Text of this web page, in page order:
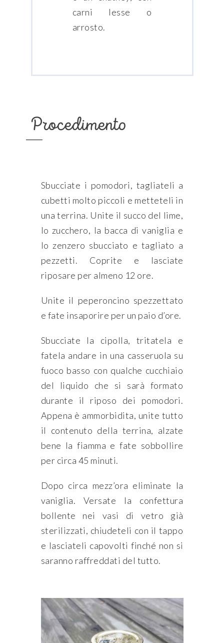
carni lesse o
arrosto.
Procedimento
Sbucciate i pomodori, tagliateli a
cubetti molto piccoli e metteteli in
una terrina. Unite il succo del lime,
lo zucchero, la bacca di vaniglia e
lo zenzero sbucciato e tagliato a
pezzetti. Coprite e lasciate
riposare per almeno 12 ore.
Unite il peperoncino spezzettato
e fate insaporire per un paio d’ore.
Sbucciate la cipolla, tritatela e
fatela andare in una casseruola su
fuoco basso con qualche cucchiaio
del liquido che si sarà formato
durante il riposo dei pomodori.
Appena è ammorbidita, unite tutto
il contenuto della terrina, alzate
bene la fiamma e fate sobbollire
per circa 45 minuti.
Dopo circa mezz’ora eliminate la
vaniglia. Versate la confettura
bollente nei vasi di vetro già
sterilizzati, chiudeteli con il tappo
e lasciateli capovolti finché non si
saranno raffreddati del tutto.